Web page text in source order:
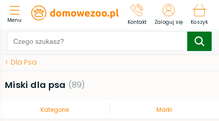
Menu Kontakt Zaloguj się Koszyk
< Dla Psa
Miski dla psa (89)
Kategorie Marki